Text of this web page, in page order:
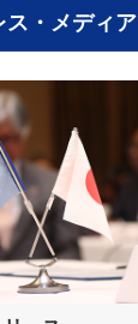
ス・メディア